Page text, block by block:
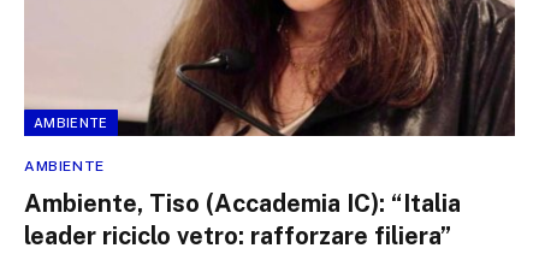
AMBIENTE
AMBIENTE
Ambiente, Tiso (Accademia IC): “Italia
leader riciclo vetro: rafforzare filiera”